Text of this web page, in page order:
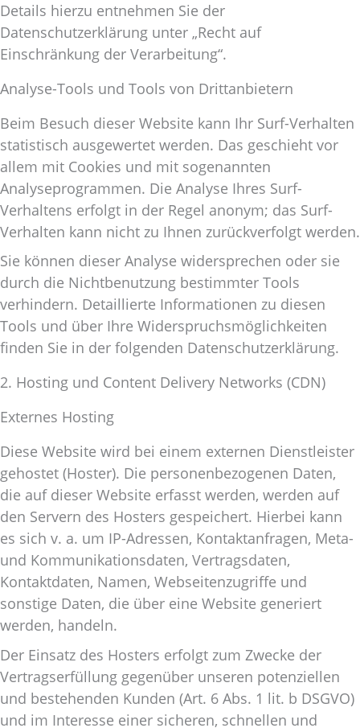
Details hierzu entnehmen Sie der
Datenschutzerklärung unter „Recht auf
Einschränkung der Verarbeitung“.
Analyse-Tools und Tools von Drittanbietern
Beim Besuch dieser Website kann Ihr Surf-Verhalten
statistisch ausgewertet werden. Das geschieht vor
allem mit Cookies und mit sogenannten
Analyseprogrammen. Die Analyse Ihres Surf-
Verhaltens erfolgt in der Regel anonym; das Surf-
Verhalten kann nicht zu Ihnen zurückverfolgt werden.
Sie können dieser Analyse widersprechen oder sie
durch die Nichtbenutzung bestimmter Tools
verhindern. Detaillierte Informationen zu diesen
Tools und über Ihre Widerspruchsmöglichkeiten
finden Sie in der folgenden Datenschutzerklärung.
2. Hosting und Content Delivery Networks (CDN)
Externes Hosting
Diese Website wird bei einem externen Dienstleister
gehostet (Hoster). Die personenbezogenen Daten,
die auf dieser Website erfasst werden, werden auf
den Servern des Hosters gespeichert. Hierbei kann
es sich v. a. um IP-Adressen, Kontaktanfragen, Meta-
und Kommunikationsdaten, Vertragsdaten,
Kontaktdaten, Namen, Webseitenzugriffe und
sonstige Daten, die über eine Website generiert
werden, handeln.
Der Einsatz des Hosters erfolgt zum Zwecke der
Vertragserfüllung gegenüber unseren potenziellen
und bestehenden Kunden (Art. 6 Abs. 1 lit. b DSGVO)
und im Interesse einer sicheren, schnellen und